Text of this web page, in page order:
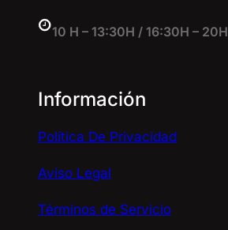
10 H – 13:30H / 16:30H – 20H
Información
Política De Privacidad
Aviso Legal
Términos de Servicio